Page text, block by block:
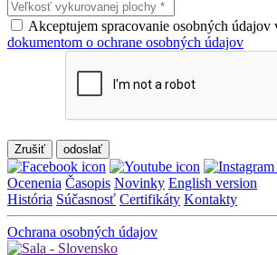
Akceptujem spracovanie osobných údajov
dokumentom o ochrane osobných údajov
Zrušiť
Ocenenia Časopis Novinky English version
História Súčasnosť Certifikáty Kontakty
Ochrana osobných údajov